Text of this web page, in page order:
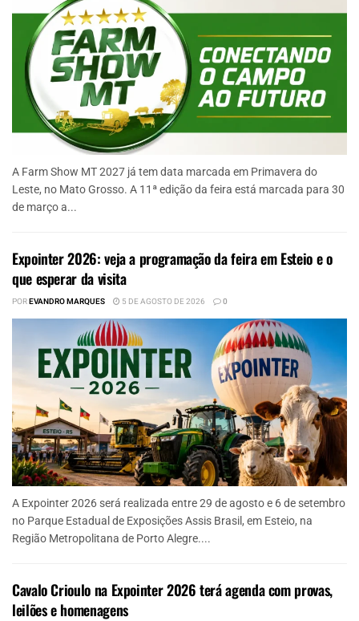
A Farm Show MT 2027 já tem data marcada em Primavera do
Leste, no Mato Grosso. A 11ª edição da feira está marcada para 30
de março a...
Expointer 2026: veja a programação da feira em Esteio e o
que esperar da visita
POREVANDRO MARQUES 5 DE AGOSTO DE 2026 0
A Expointer 2026 será realizada entre 29 de agosto e 6 de setembro
no Parque Estadual de Exposições Assis Brasil, em Esteio, na
Região Metropolitana de Porto Alegre....
Cavalo Crioulo na Expointer 2026 terá agenda com provas,
leilões e homenagens